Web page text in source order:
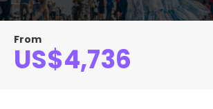
From
US$4,736